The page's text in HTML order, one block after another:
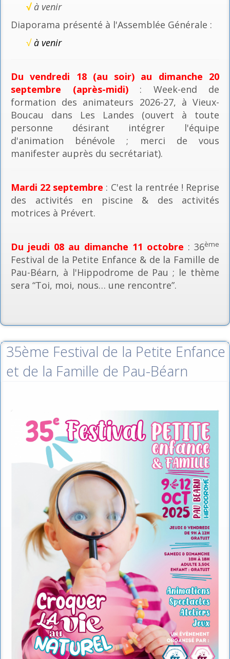
√ à venir
Diaporama présenté à l'Assemblée Générale :
√à venir
Du vendredi 18 (au soir) au dimanche 20
septembre (après-midi): Week-end de
formation des animateurs 2026-27, à Vieux-
Boucau dans Les Landes (ouvert à toute
personne désirant intégrer l'équipe
d'animation bénévole ; merci de vous
manifester auprès du secrétariat).
Mardi 22 septembre : C'est la rentrée ! Reprise
des activités en piscine & des activités
motrices à Prévert.
Du jeudi 08 au dimanche 11 octobre : 36ème
Festival de la Petite Enfance & de la Famille de
Pau-Béarn, à l'Hippodrome de Pau ; le thème
sera “Toi, moi, nous… une rencontre”.
35ème Festival de la Petite Enfance
et de la Famille de Pau-Béarn